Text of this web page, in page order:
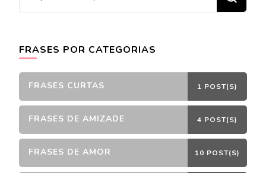
algo?
FRASES POR CATEGORIAS
FRASES CURTAS 1 POST(S)
FRASES DE AMIZADE 4 POST(S)
FRASES DE AMOR 10 POST(S)